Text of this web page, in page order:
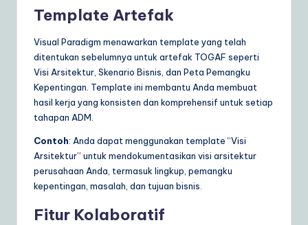
Template Artefak
Visual Paradigm menawarkan template yang telah
ditentukan sebelumnya untuk artefak TOGAF seperti
Visi Arsitektur, Skenario Bisnis, dan Peta Pemangku
Kepentingan. Template ini membantu Anda membuat
hasil kerja yang konsisten dan komprehensif untuk setiap
tahapan ADM.
Contoh: Anda dapat menggunakan template “Visi
Arsitektur” untuk mendokumentasikan visi arsitektur
perusahaan Anda, termasuk lingkup, pemangku
kepentingan, masalah, dan tujuan bisnis.
Fitur Kolaboratif